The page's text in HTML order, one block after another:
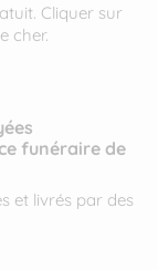
Cliquer sur
cher.
funéraire de
et livrés par des